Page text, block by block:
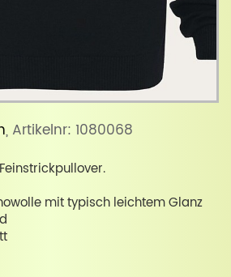
, Artikelnr: 1080068
mit typisch leichtem Glanz